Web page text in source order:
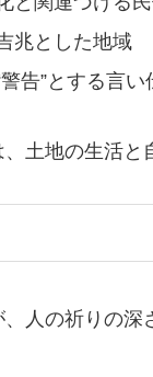
兆とした地域
告”とする言い
土地の生活と
人の祈りの深